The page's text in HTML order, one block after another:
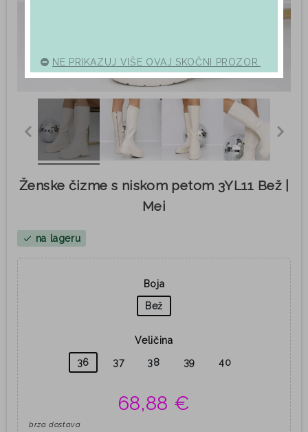
Ženske čizme s niskom petom 3YL11 Bež |
Mei
check na lageru
Boja
Bež
Veličina
36
37 38 39 40
68,88 €
brza dostava
NE PRIKAZUJ VIŠE OVAJ SKOČNI PROZOR.